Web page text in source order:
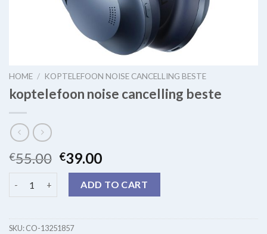
HOME / KOPTELEFOON NOISE CANCELLING BESTE
koptelefoon noise cancelling beste
€55.00 €39.00
koptelefoon noise cancelling beste quantity
ADD TO CART
SKU:CO-13251857